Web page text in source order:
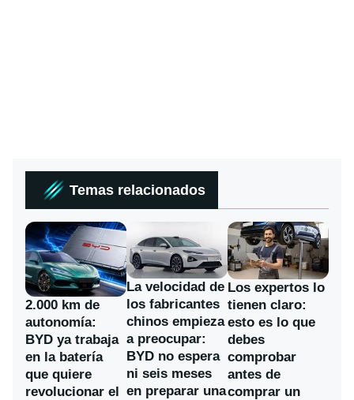
Temas relacionados
2.000 km de
autonomía:
BYD ya trabaja
en la batería
que quiere
revolucionar el
La velocidad de
los fabricantes
chinos empieza
a preocupar:
BYD no espera
ni seis meses
en preparar una
Los expertos lo
tienen claro:
esto es lo que
debes
comprobar
antes de
comprar un